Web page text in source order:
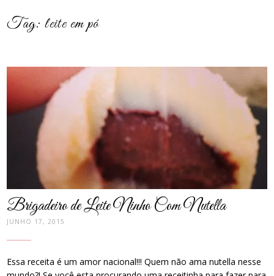
Tag:leite em pó
post
thumbnail
Brigadeiro de Leite Ninho Com Nutella
JUNHO 17, 2015
Essa receita é um amor nacional!!! Quem não ama nutella nesse